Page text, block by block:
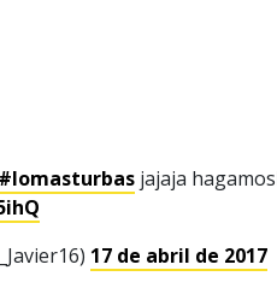
#lomasturbas jajaja
17 de abril de 2017